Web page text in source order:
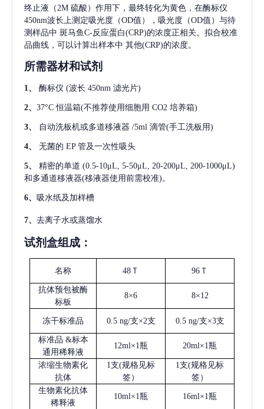
终止液（2M 硫酸）作用下，最终转化为黄色，在酶标仪
450nm波长上测定吸光度（OD值），吸光度（OD值）与待
测样品中 斑马鱼C-反应蛋白(CRP)的浓度正相关。拟合校准
品曲线，可以计算出样本中 其他(CRP)的浓度。
所需器材和试剂
1、 酶标仪 (波长 450nm 滤光片)
2、 37°C 恒温箱(不推荐使用细胞用 CO2 培养箱)
3、 自动洗板机或多道移液器 /5ml 滴管(手工洗板用)
4、 无菌的 EP 管及一次性吸头
5、 精密的单道 (0.5-10μL, 5-50μL, 20-200μL, 200-1000μL)
和多通道移液器(移液器使用前需校准)。
6、 吸水纸及加样槽
7、 去离子水或蒸馏水
试剂盒组成：
名称 48Ｔ 96Ｔ
抗体预包被酶
标板
8×6 8×12
冻干标准品 0.5 ng/支×2支 0.5 ng/支×3支
标准品 &标本
通用稀释液
12ml×1瓶 20ml×1瓶
浓缩生物素化
抗体
1支(规格见标
签）
1支(规格见标
签）
生物素化抗体
稀释液
10ml×1瓶 16ml×1瓶